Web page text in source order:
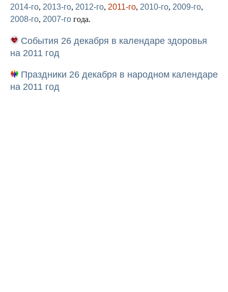
2014-го, 2013-го, 2012-го, 2011-го, 2010-го, 2009-го,
2008-го, 2007-го года.
События 26 декабря в календаре здоровья
на 2011 год
Праздники 26 декабря в народном календаре
на 2011 год